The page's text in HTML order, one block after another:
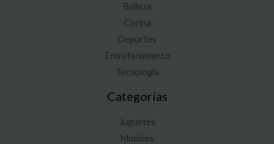
Belleza
Cocina
Deportes
Entretenimiento
Tecnología
Categorías
Juguetes
Muebles